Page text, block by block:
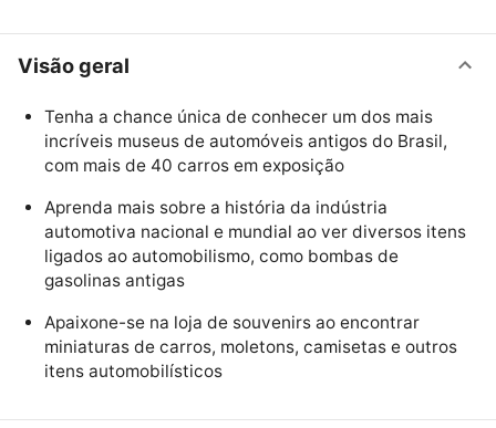
Visão geral
Tenha a chance única de conhecer um dos mais
incríveis museus de automóveis antigos do Brasil,
com mais de 40 carros em exposição
Aprenda mais sobre a história da indústria
automotiva nacional e mundial ao ver diversos itens
ligados ao automobilismo, como bombas de
gasolinas antigas
Apaixone-se na loja de souvenirs ao encontrar
miniaturas de carros, moletons, camisetas e outros
itens automobilísticos